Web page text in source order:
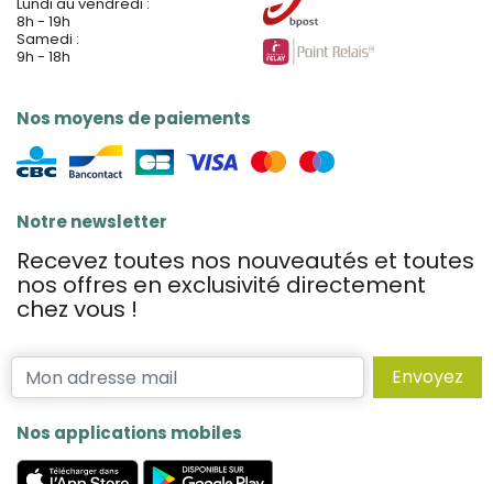
8h - 19h
Samedi :
9h - 18h
Nos moyens de paiements
Notre newsletter
Recevez toutes nos nouveautés et toutes
nos offres en exclusivité directement
chez vous !
Envoyez
Nos applications mobiles